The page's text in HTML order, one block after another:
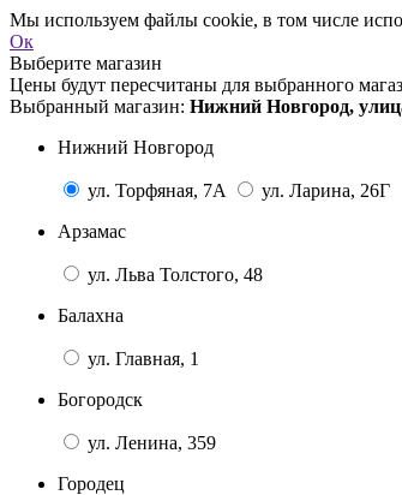
Мы используем файлы cookie, в том числе
Ок
Выберите магазин
Цены будут пересчитаны для выбранного
Выбранный магазин: Нижний Новгород,
Нижний Новгород
ул. Торфяная, 7А
ул. Ларина, 26Г
Арзамас
ул. Льва Толстого, 48
Балахна
ул. Главная, 1
Богородск
ул. Ленина, 359
Городец